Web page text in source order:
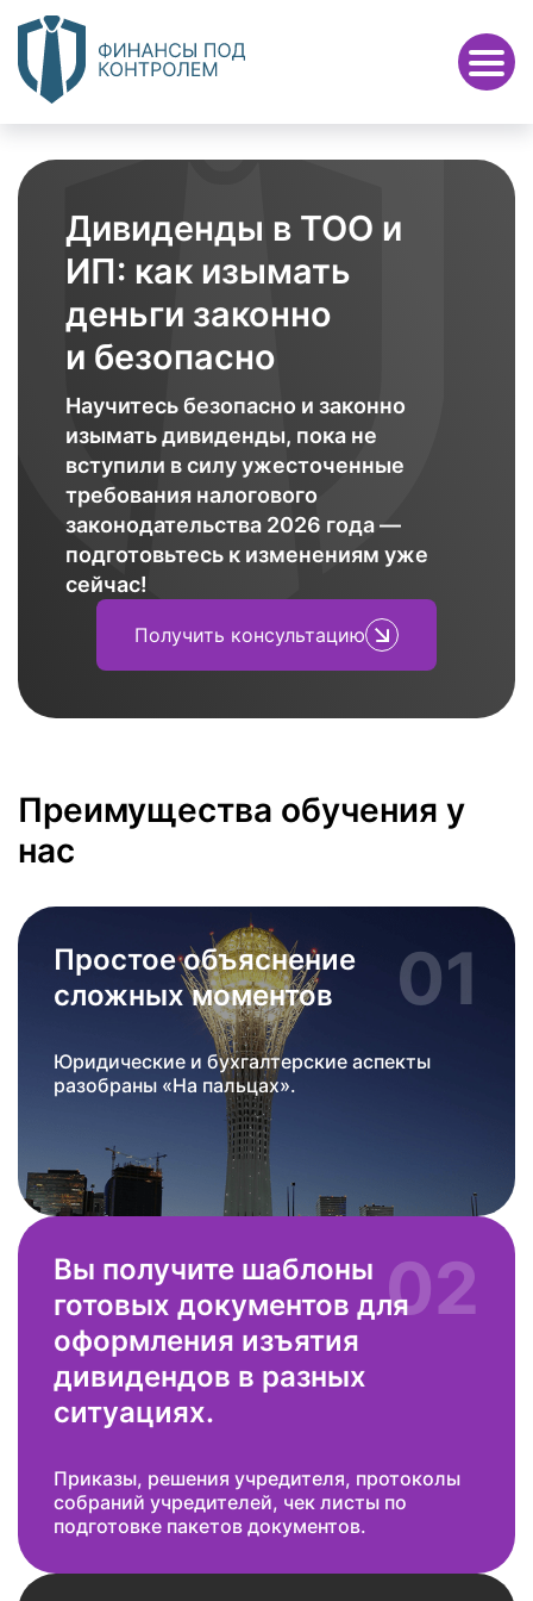
Дивиденды в ТОО и
ИП: как изымать
деньги законно
и безопасно
Научитесь безопасно и законно
изымать дивиденды, пока не
вступили в силу ужесточенные
требования налогового
законодательства 2026 года —
подготовьтесь к изменениям уже
сейчас!
Получить консультацию
Преимущества обучения у
нас
Простое объяснение
сложных моментов
Юридические и бухгалтерские аспекты
разобраны «На пальцах».
01
Вы получите шаблоны
готовых документов для
оформления изъятия
дивидендов в разных
ситуациях.
Приказы, решения учредителя, протоколы
собраний учредителей, чек листы по
подготовке пакетов документов.
02